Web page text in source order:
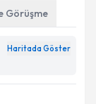
Görüşme
Haritada Göster